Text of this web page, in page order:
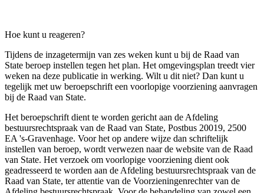
Hoe kunt u reageren?
Tijdens de inzagetermijn van zes weken kunt u bij de Raad van
State beroep instellen tegen het plan. Het omgevingsplan treedt vier
weken na deze publicatie in werking. Wilt u dit niet? Dan kunt u
tegelijk met uw beroepschrift een voorlopige voorziening aanvragen
bij de Raad van State.
Het beroepschrift dient te worden gericht aan de Afdeling
bestuursrechtspraak van de Raad van State, Postbus 20019, 2500
EA 's-Gravenhage. Voor het op andere wijze dan schriftelijk
instellen van beroep, wordt verwezen naar de website van de Raad
van State. Het verzoek om voorlopige voorziening dient ook
geadresseerd te worden aan de Afdeling bestuursrechtspraak van de
Raad van State, ter attentie van de Voorzieningenrechter van de